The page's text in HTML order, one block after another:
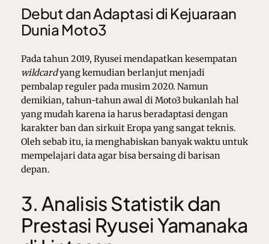
Debut dan Adaptasi di Kejuaraan
Dunia Moto3
Pada tahun 2019, Ryusei mendapatkan kesempatan
wildcardyang kemudian berlanjut menjadi
pembalap reguler pada musim 2020. Namun
demikian, tahun-tahun awal di Moto3 bukanlah hal
yang mudah karena ia harus beradaptasi dengan
karakter ban dan sirkuit Eropa yang sangat teknis.
Oleh sebab itu, ia menghabiskan banyak waktu untuk
mempelajari data agar bisa bersaing di barisan
depan.
3. Analisis Statistik dan
Prestasi Ryusei Yamanaka